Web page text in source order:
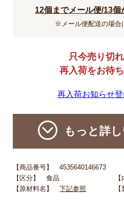
12個までメール便/13個
※メール便配送の場合
只今売り切れ
再入荷をお待ち
再入荷お知らせ
もっと詳
【商品番号】 4535640146673
【区分】 食品
【原材料名】 下記参照